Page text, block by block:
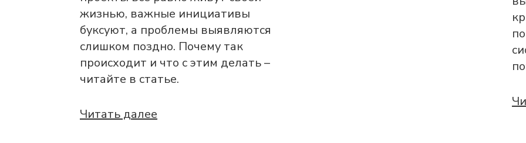
жизнью, важные инициативы
буксуют, а проблемы выявляются
слишком поздно. Почему так
происходит и что с этим делать –
читайте в статье.
Читать далее